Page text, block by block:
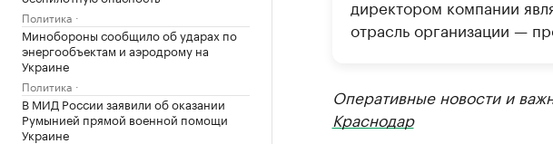
Политика
Минобороны сообщило об ударах по
энергообъектам и аэродрому на
Украине
Политика
В МИД России заявили об оказании
Румынией прямой военной помощи
Украине
директором компании
отрасль организации —
Оперативные новости и
Краснодар